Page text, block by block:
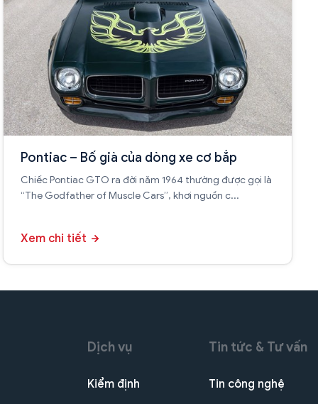
Pontiac – Bố già của dòng xe cơ bắp
Chiếc Pontiac GTO ra đời năm 1964 thường được gọi là
“The Godfather of Muscle Cars”, khơi nguồn c...
Xem chi tiết
Dịch vụ
Kiểm định
Tin tức & Tư vấn
Tin công nghệ